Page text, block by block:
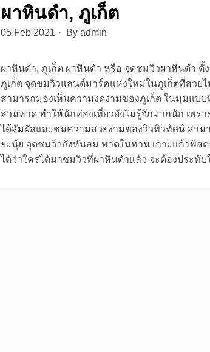
ผาหินดำ, ภูเก็ต
05 Feb 2021 By admin
ผาหินดำ, ภูเก็ต ผาหินดำ หรือ จุดชมวิวผาหินดำ
ภูเก็ต จุดชมวิวแลนด์มาร์คแห่งใหม่ในภูเก็ตที่สวย
สามารถมองเห็นความงดงามของภูเก็ต ในมุมแบ
สามหาด ทำให้นักท่องเที่ยวยังไม่รู้จักมากนัก เพ
ได้สัมผัสและชมความสวยงามของวิวทิวทัศน์ สาม
ยะนุ้ย จุดชมวิวกังหันลม หาดในหาน เกาะแก้วพิสด
ได้ว่าใครได้มาชมวิวที่ผาหินดำแล้ว จะต้องประทั